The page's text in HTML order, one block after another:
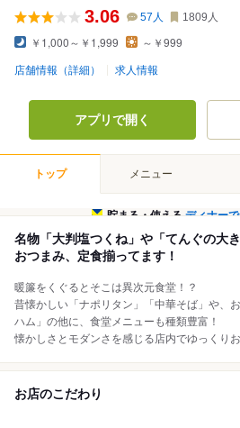
3.06 57 人 1809 人
￥1,000～￥1,999 ～￥999
店舗情報（詳細） 求人情報
アプリで開く
トップ メニュー
貯まる・使えるディナー
名物「大判塩つくね」や「てんぐの大
おつまみ、定食揃ってます！
暖簾をくぐるとそこは異次元食堂！？
昔懐かしい「ナポリタン」「中華そば」や、
ハム」の他に、食堂メニューも種類豊富！
懐かしさとモダンさを感じる店内でゆっくり
お店のこだわり